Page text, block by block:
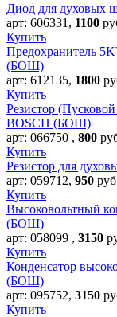
Диод для духовых
арт: 606331 , 1100
Купить
Предохранитель
(БОШ)
арт: 612135, 1800
Купить
Резистор
BOSCH (БОШ)
арт: 066750 , 800
Купить
Резистор для
арт: 059712, 950
Купить
Высоковольтный
(БОШ)
арт: 058099 , 3150
Купить
Конденсатор
(БОШ)
арт: 095752, 3150
Купить